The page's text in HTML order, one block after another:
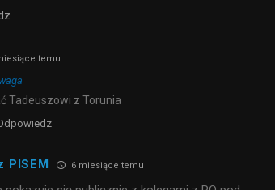
temu
Tadeuszowi z Torunia
PISEM 6 miesiące temu